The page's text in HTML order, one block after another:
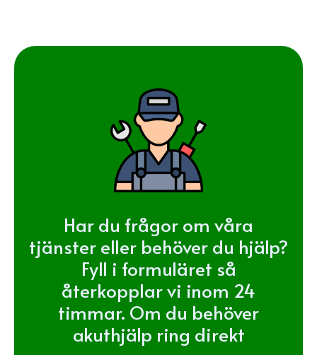
Har du frågor om våra
tjänster eller behöver du hjälp?
Fyll i formuläret så
återkopplar vi inom 24
timmar. Om du behöver
akuthjälp ring direkt